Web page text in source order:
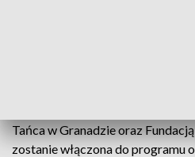
Tańca w Granadzie oraz
zostanie włączona do programu